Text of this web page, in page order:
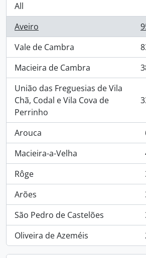
All
Aveiro
, 950 results
Vale de Cambra
, 830 results
Macieira de Cambra
, 385 results
União das Freguesias de Vila
Chã, Codal e Vila Cova de
Perrinho
, 332 results
Arouca
, 63 results
Macieira-a-Velha
, 46 results
Rôge
, 39 results
Arões
, 31 results
São Pedro de Castelões
, 30 results
Oliveira de Azeméis
, 29 results